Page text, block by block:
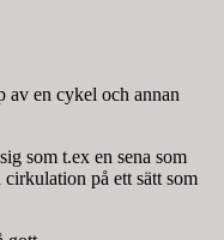
av en cykel och annan
som t.ex en sena som
cirkulation på ett sätt som